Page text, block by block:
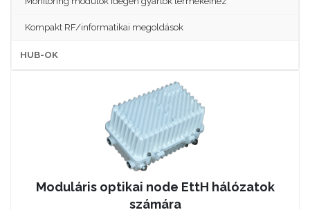
Kompakt RF/informatikai megoldások
HUB-OK
Moduláris optikai node EttH hálózatok
számára